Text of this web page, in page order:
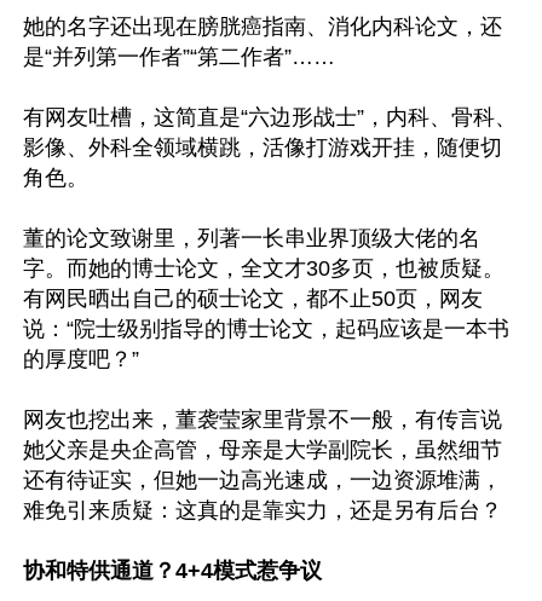
她的名字还出现在膀胱癌指南、消化内科论文，还
是“并列第一作者”“第二作者”……
有网友吐槽，这简直是“六边形战士”，内科、骨科、
影像、外科全领域横跳，活像打游戏开挂，随便切
角色。
董的论文致谢里，列著一长串业界顶级大佬的名
字。而她的博士论文，全文才30多页，也被质疑。
有网民晒出自己的硕士论文，都不止50页，网友
说：“院士级别指导的博士论文，起码应该是一本书
的厚度吧？”
网友也挖出来，董袭莹家里背景不一般，有传言说
她父亲是央企高管，母亲是大学副院长，虽然细节
还有待证实，但她一边高光速成，一边资源堆满，
难免引来质疑：这真的是靠实力，还是另有后台？
协和特供通道？4+4模式惹争议